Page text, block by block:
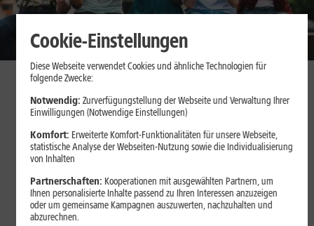
Cookie-Einstellungen
Diese Webseite verwendet Cookies und ähnliche Technologien für
folgende Zwecke:
Notwendig: Zurverfügungstellung der Webseite und Verwaltung Ihrer
Einwilligungen (Notwendige Einstellungen)
Komfort: Erweiterte Komfort-Funktionalitäten für unsere Webseite,
statistische Analyse der Webseiten-Nutzung sowie die Individualisierung
von Inhalten
Partnerschaften: Kooperationen mit ausgewählten Partnern, um
Ihnen personalisierte Inhalte passend zu Ihren Interessen anzuzeigen
oder um gemeinsame Kampagnen auszuwerten, nachzuhalten und
abzurechnen.